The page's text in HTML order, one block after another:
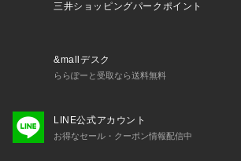
三井ショッピングパークポイント
&mallデスク
ららぽーと受取なら送料無料
LINE公式アカウント
お得なセール・クーポン情報配信中